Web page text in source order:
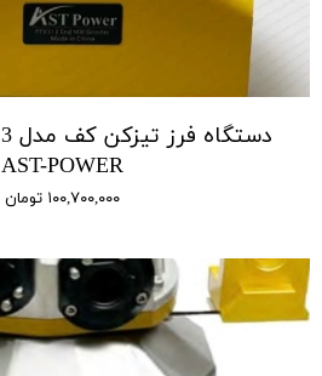
AST-POWER
۱۰۰,۷۰۰,۰۰۰ تومان